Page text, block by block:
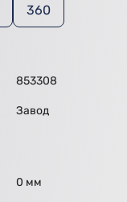
360
853308
Завод
0 мм